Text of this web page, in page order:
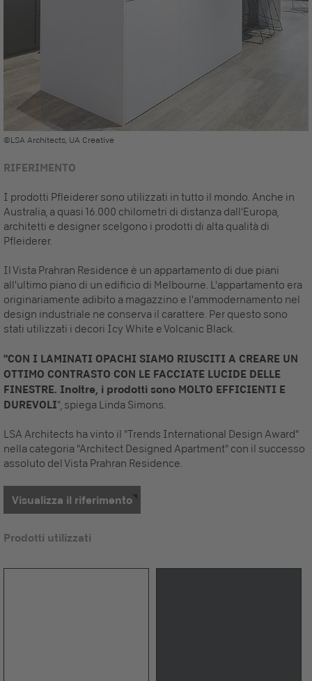
©LSA Architects, UA Creative
RIFERIMENTO
I prodotti Pfleiderer sono utilizzati in tutto il mondo. Anche in
Australia, a quasi 16.000 chilometri di distanza dall'Europa,
architetti e designer scelgono i prodotti di alta qualità di
Pfleiderer.
Il Vista Prahran Residence è un appartamento di due piani
all'ultimo piano di un edificio di Melbourne. L'appartamento era
originariamente adibito a magazzino e l'ammodernamento nel
design industriale ne conserva il carattere. Per questo sono
stati utilizzati i decori Icy White e Volcanic Black.
"CON I LAMINATI OPACHI SIAMO RIUSCITI A CREARE UN
OTTIMO CONTRASTO CON LE FACCIATE LUCIDE DELLE
FINESTRE. Inoltre, i prodotti sono MOLTO EFFICIENTI E
DUREVOLI", spiega Linda Simons.
LSA Architects ha vinto il "Trends International Design Award"
nella categoria "Architect Designed Apartment" con il successo
assoluto del Vista Prahran Residence.
Visualizza il riferimento
Prodotti utilizzati